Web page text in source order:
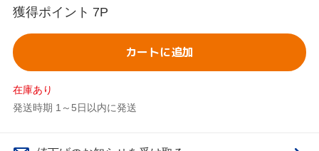
獲得ポイント 7P
カートに追加
在庫あり
発送時期 1～5日以内に発送